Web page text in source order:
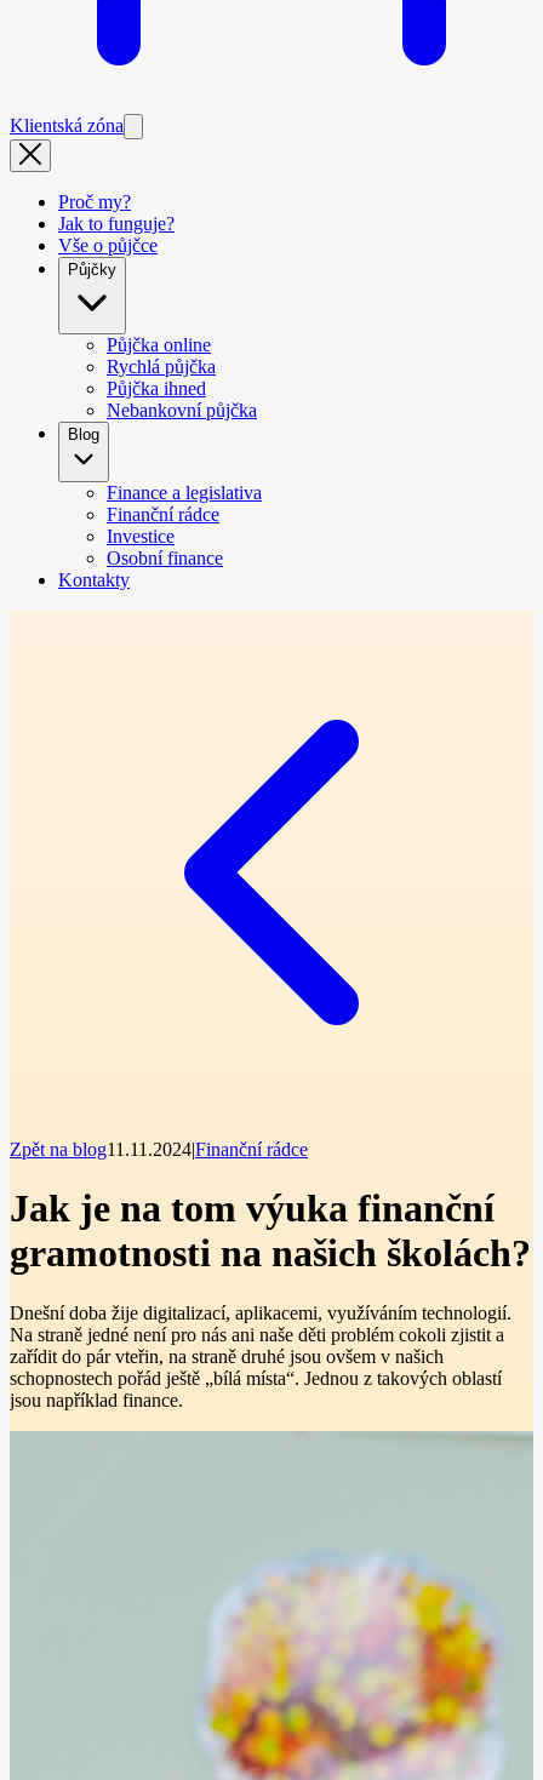
Klientská zóna
Proč my?
Jak to funguje?
Vše o půjčce
Půjčky
Půjčka online
Rychlá půjčka
Půjčka ihned
Nebankovní půjčka
Blog
Finance a legislativa
Finanční rádce
Investice
Osobní finance
Kontakty
Zpět na blog11.11.2024|Finanční rádce
Jak je na tom výuka finanční
gramotnosti na našich školách?
Dnešní doba žije digitalizací, aplikacemi, využíváním technologií.
Na straně jedné není pro nás ani naše děti problém cokoli zjistit a
zařídit do pár vteřin, na straně druhé jsou ovšem v našich
schopnostech pořád ještě „bílá místa“. Jednou z takových oblastí
jsou například finance.